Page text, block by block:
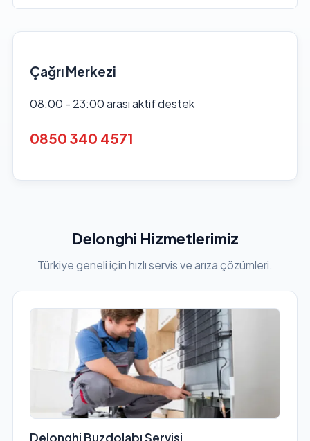
Çağrı Merkezi
08:00 - 23:00 arası aktif destek
0850 340 4571
Delonghi Hizmetlerimiz
Türkiye geneli için hızlı servis ve arıza çözümleri.
Delonghi Buzdolabı Servisi